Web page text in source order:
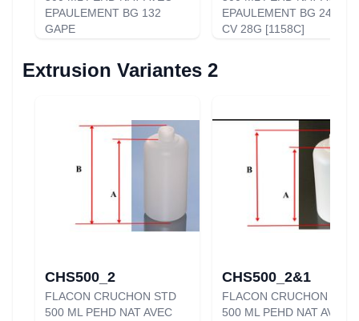
EPAULEMENT BG 132
GAPE
EPAULEMENT BG 24/410
CV 28G [1158C]
Extrusion Variantes 2
CHS500_2
FLACON CRUCHON STD
500 ML PEHD NAT AVEC
CHS500_2&1
FLACON CRUCHON STD
500 ML PEHD NAT AVEC